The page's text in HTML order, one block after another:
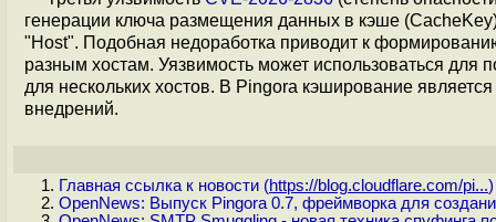
генерации ключа размещения данных в кэше
"Host". Подобная недоработка приводит к
разным хостам. Уязвимость может использоваться
для нескольких хостов. В Pingora кэширование
внедрений.
Главная ссылка к новости (https://blog.cloudflare.com/pi...)
OpenNews: Выпуск Pingora 0.7, фреймворка для